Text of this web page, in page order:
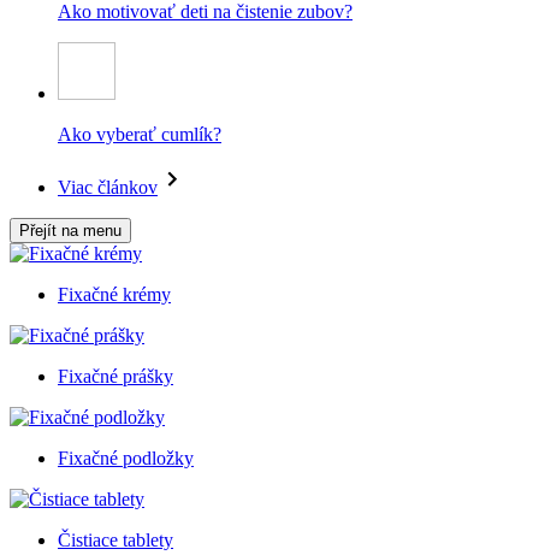
Ako motivovať deti na čistenie zubov?
Ako vyberať cumlík?
Viac článkov
Přejít na menu
Fixačné krémy
Fixačné prášky
Fixačné podložky
Čistiace tablety